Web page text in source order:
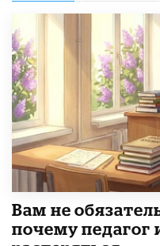
​Вам не
почему педагог